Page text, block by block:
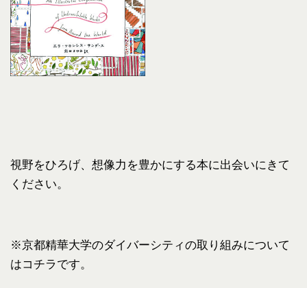
視野をひろげ、想像力を豊かにする本に出会いにきて
ください。
※京都精華大学のダイバーシティの取り組みについて
はコチラです。